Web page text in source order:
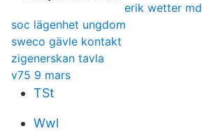
erik wetter md
soc lägenhet ungdom
sweco gävle kontakt
zigenerskan tavla
v75 9 mars
TSt
Wwl